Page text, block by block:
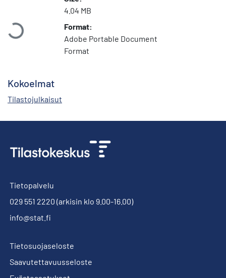
Ladataan...
4.04 MB
Format:
Adobe Portable Document
Format
Kokoelmat
Tilastojulkaisut
Tietopalvelu
029 551 2220 (arkisin klo 9.00-16.00)
info@stat.fi
Tietosuojaseloste
Saavutettavuusseloste